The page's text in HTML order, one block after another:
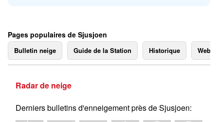
Pages populaires de Sjusjoen
Bulletin neige Guide de la Station Historique
Radar de neige
Derniers bulletins d'enneigement près de Sjusjoen: